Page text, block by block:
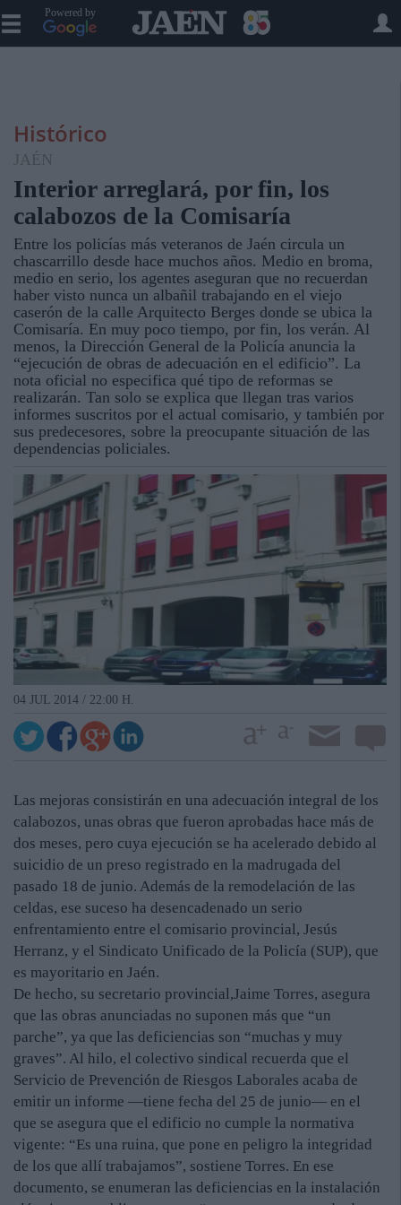
Powered by
Histórico
JAÉN
Interior arreglará, por fin, los
calabozos de la Comisaría
Entre los policías más veteranos de Jaén circula un
chascarrillo desde hace muchos años. Medio en broma,
medio en serio, los agentes aseguran que no recuerdan
haber visto nunca un albañil trabajando en el viejo
caserón de la calle Arquitecto Berges donde se ubica la
Comisaría. En muy poco tiempo, por fin, los verán. Al
menos, la Dirección General de la Policía anuncia la
“ejecución de obras de adecuación en el edificio”. La
nota oficial no especifica qué tipo de reformas se
realizarán. Tan solo se explica que llegan tras varios
informes suscritos por el actual comisario, y también por
sus predecesores, sobre la preocupante situación de las
dependencias policiales.
04 JUL 2014 / 22:00 H.
Las mejoras consistirán en una adecuación integral de los
calabozos, unas obras que fueron aprobadas hace más de
dos meses, pero cuya ejecución se ha acelerado debido al
suicidio de un preso registrado en la madrugada del
pasado 18 de junio. Además de la remodelación de las
celdas, ese suceso ha desencadenado un serio
enfrentamiento entre el comisario provincial, Jesús
Herranz, y el Sindicato Unificado de la Policía (SUP), que
es mayoritario en Jaén.
De hecho, su secretario provincial,Jaime Torres, asegura
que las obras anunciadas no suponen más que “un
parche”, ya que las deficiencias son “muchas y muy
graves”. Al hilo, el colectivo sindical recuerda que el
Servicio de Prevención de Riesgos Laborales acaba de
emitir un informe —tiene fecha del 25 de junio— en el
que se asegura que el edificio no cumple la normativa
vigente: “Es una ruina, que pone en peligro la integridad
de los que allí trabajamos”, sostiene Torres. En ese
documento, se enumeran las deficiencias en la instalación